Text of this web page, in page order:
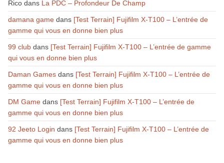
Ricodans La PDC – Profondeur De Champ
damana gamedans [Test Terrain] Fujifilm X-T100 – L’entrée de
gamme qui vous en donne bien plus
99 clubdans [Test Terrain] Fujifilm X-T100 – L’entrée de gamme
qui vous en donne bien plus
Daman Gamesdans [Test Terrain] Fujifilm X-T100 – L’entrée de
gamme qui vous en donne bien plus
DM Gamedans [Test Terrain] Fujifilm X-T100 – L’entrée de
gamme qui vous en donne bien plus
92 Jeeto Login dans [Test Terrain] Fujifilm X-T100 – L’entrée de
gamme qui vous en donne bien plus